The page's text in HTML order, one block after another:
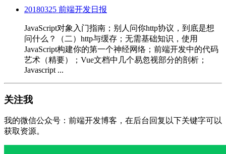
20180325 前端开发日报
JavaScript对象入门指南；别人问你http协议，到底是想
问什么？（二）http与缓存；无需基础知识，使用
JavaScript构建你的第一个神经网络；前端开发中的代码
艺术（精要）；Vue文档中几个易忽视部分的剖析；
Javascript ...
关注我
我的微信公众号：前端开发博客，在后台回复以下关键字可以
获取资源。